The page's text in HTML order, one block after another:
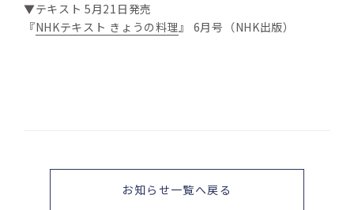
▼テキスト 5月21日発売
『NHKテキスト きょうの料理』 6月号（NHK出版）
お知らせ一覧へ戻る